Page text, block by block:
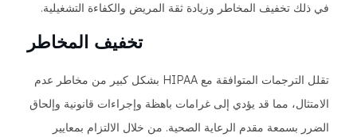
في ذلك تخفيف المخاطر وزيادة ثقة المريض والكفاءة التشغيلية.
تخفيف المخاطر
تقلل الترجمات المتوافقة مع HIPAA بشكل كبير من مخاطر عدم
الامتثال، مما قد يؤدي إلى غرامات باهظة وإجراءات قانونية وإلحاق
الضرر بسمعة مقدم الرعاية الصحية. من خلال الالتزام بمعايير